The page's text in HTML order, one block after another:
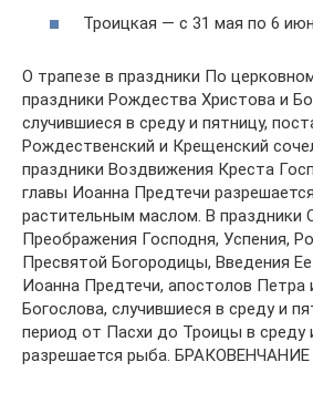
Троицкая — с 31 мая по 6
О трапезе в праздники По
праздники Рождества Христова и
случившиеся в среду и пятницу,
Рождественский и Крещенский
праздники Воздвижения Креста
главы Иоанна Предтечи
растительным маслом. В праздники
Преображения Господня, Успения,
Пресвятой Богородицы, Введения
Иоанна Предтечи, апостолов Петра
Богослова, случившиеся в среду и
период от Пасхи до Троицы в среду
разрешается рыба.